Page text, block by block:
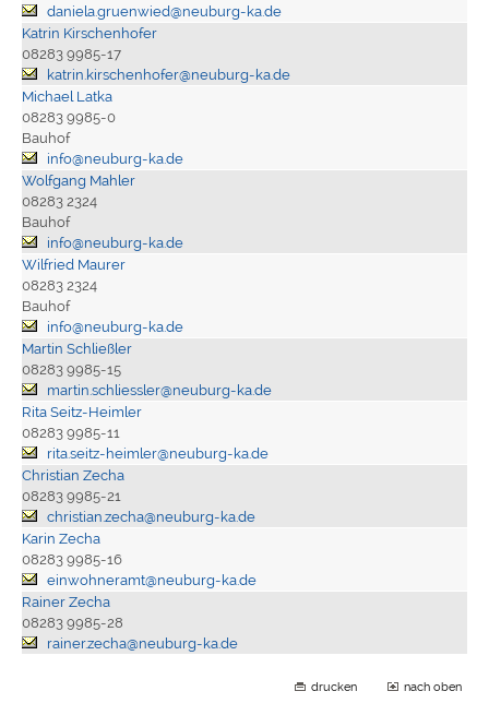
daniela.gruenwied@neuburg-ka.de
Katrin Kirschenhofer
08283 9985-17
katrin.kirschenhofer@neuburg-ka.de
Michael Latka
08283 9985-0
Bauhof
info@neuburg-ka.de
Wolfgang Mahler
08283 2324
Bauhof
info@neuburg-ka.de
Wilfried Maurer
08283 2324
Bauhof
info@neuburg-ka.de
Martin Schließler
08283 9985-15
martin.schliessler@neuburg-ka.de
Rita Seitz-Heimler
08283 9985-11
rita.seitz-heimler@neuburg-ka.de
Christian Zecha
08283 9985-21
christian.zecha@neuburg-ka.de
Karin Zecha
08283 9985-16
einwohneramt@neuburg-ka.de
Rainer Zecha
08283 9985-28
rainer.zecha@neuburg-ka.de
drucken nach oben